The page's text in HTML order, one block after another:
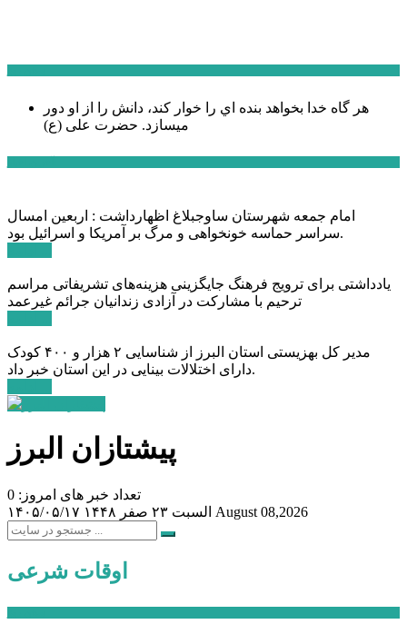
هر گاه خدا بخواهد بنده اي را خوار كند، دانش را از او دور
میسازد. حضرت علی (ع)
امام جمعه شهرستان ساوجبلاغ اظهارداشت : اربعین امسال
سراسر حماسه خونخواهی و مرگ بر آمریکا و اسرائیل بود.
یادداشتی برای ترویج فرهنگ جایگزینی هزینه‌های تشریفاتی مراسم
ترحیم با مشارکت در آزادی زندانیان جرائم غیرعمد
مدیر کل بهزیستی استان البرز از شناسایی ۲ هزار و ۴۰۰ کودک
دارای اختلالات بینایی در این استان خبر داد.
پیشتازان البرز
تعداد خبر های امروز: 0
۱۴۰۵/۰۵/۱۷
السبت ۲۳ صفر ۱۴۴۸ August 08,2026
اوقات شرعی